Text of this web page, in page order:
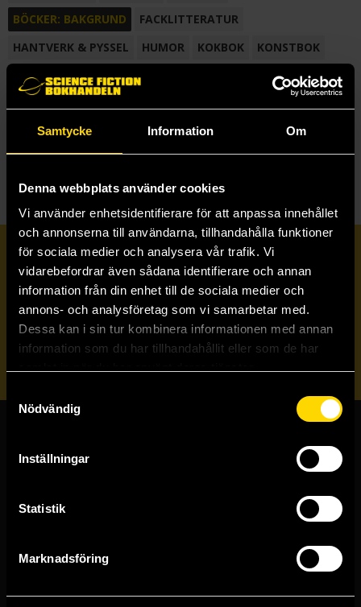
Samtycke Information Om
Denna webbplats använder cookies
Vi använder enhetsidentifierare för att anpassa innehållet
och annonserna till användarna, tillhandahålla funktioner
för sociala medier och analysera vår trafik. Vi
vidarebefordrar även sådana identifierare och annan
information från din enhet till de sociala medier och
annons- och analysföretag som vi samarbetar med.
Dessa kan i sin tur kombinera informationen med annan
information som du har tillhandahållit eller som de har
Nödvändig
Inställningar
Statistik
Marknadsföring
BÖCKER: BAKGRUND
FACKLITTERATUR
HANTVERK & PYSSEL
HUMOR KOKBOK
KONSTBOK
KORTROMAN
LÄROBOK
NOVELL
SAMLINGSVOLYM
TECKNA & MÅLA TECKNAD SERIE
Prenumerera på vårt nyhetsbrev
Veckobrevet
Skicka
Butiker & kundtjänst
Västerlånggatan 48
Göteborgsbutiken
Kungsgatan 19